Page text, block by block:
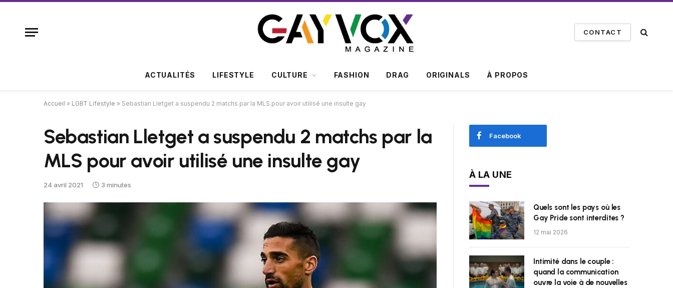
CONTACT
ACTUALITÉS LIFESTYLE CULTURE FASHION DRAG ORIGINALS À PROPOS
Accueil » LGBT Lifestyle » Sebastian Lletget a suspendu 2 matchs par la MLS pour avoir utilisé une insulte gay
Sebastian Lletget a suspendu 2 matchs par la
MLS pour avoir utilisé une insulte gay
24 avril 2021 3 minutes
Facebook
À LA UNE
Quels sont les pays où les
Gay Pride sont interdites ?
12 mai 2026
Intimité dans le couple :
quand la communication
ouvre la voie à de nouvelles